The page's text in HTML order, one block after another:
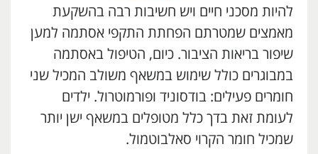
להיות מסכני חיים ויש חשיבות רבה בהשקעת
מאמצים שמטרתם הפחתת התקפי אסתמה למען
שיפור בריאות הציבור. כיום, הטיפול באסתמה
במבוגרים כולל שימוש במשאף משולב המכיל שני
חומרים פעילים: בודסוניד ופורמוטרול. ילדים
לעומת זאת בדך כלל מטופלים במשאף ישן יותר
שמכיל חומר הקרוי סאלבוטמול.